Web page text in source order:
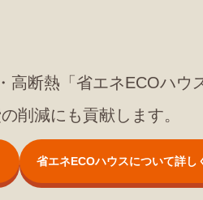
高断熱「省エネECOハウ
削減にも貢献します。
省エネECOハウスについて詳し